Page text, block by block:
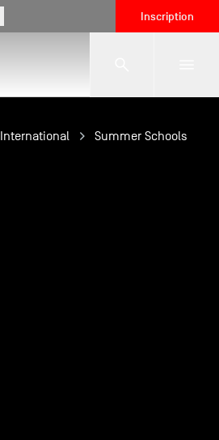
Inscription
International Summer Schools